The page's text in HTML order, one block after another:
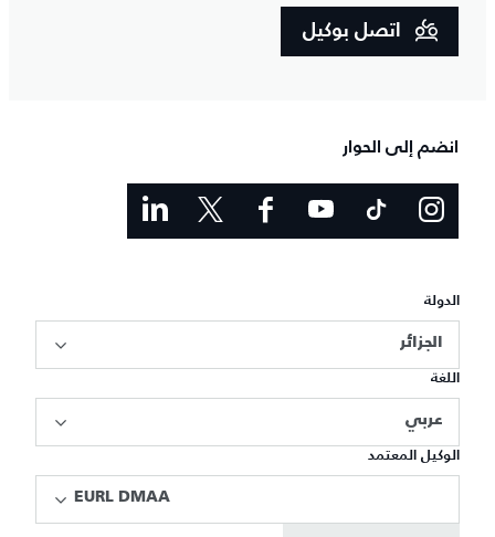
اتصل بوكيل
انضم إلى الحوار
الدولة
الجزائر
اللغة
عربي
الوكيل المعتمد
EURL DMAA